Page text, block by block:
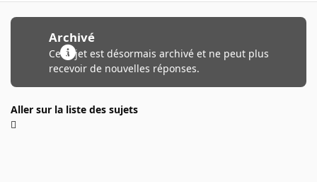
Archivé
Ce sujet est désormais archivé et ne peut plus
recevoir de nouvelles réponses.
Aller sur la liste des sujets